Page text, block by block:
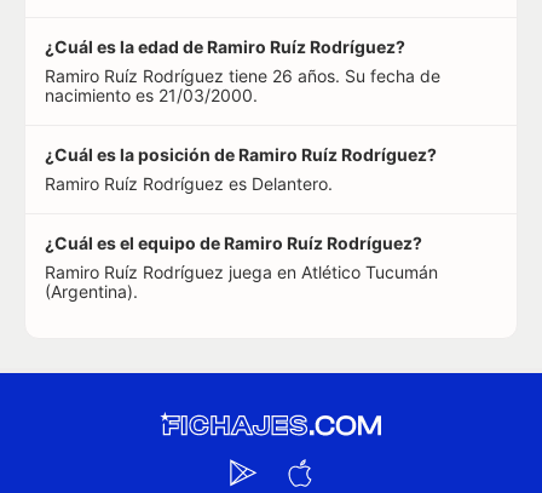
¿Cuál es la edad de Ramiro Ruíz Rodríguez?
Ramiro Ruíz Rodríguez tiene 26 años. Su fecha de
nacimiento es 21/03/2000.
¿Cuál es la posición de Ramiro Ruíz Rodríguez?
Ramiro Ruíz Rodríguez es Delantero.
¿Cuál es el equipo de Ramiro Ruíz Rodríguez?
Ramiro Ruíz Rodríguez juega en Atlético Tucumán
(Argentina).